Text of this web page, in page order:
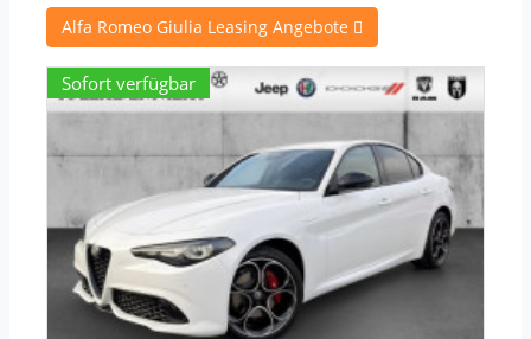
Alfa Romeo Giulia Leasing Angebote
Sofort verfügbar